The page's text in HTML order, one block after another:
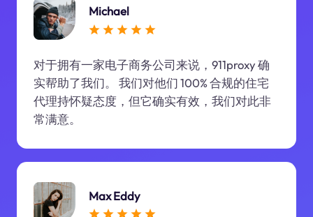
Michael
对于拥有一家电子商务公司来说，911proxy 确
实帮助了我们。 我们对他们 100% 合规的住宅
代理持怀疑态度，但它确实有效，我们对此非
常满意。
Max Eddy